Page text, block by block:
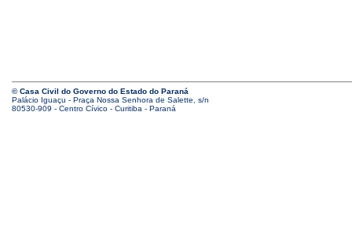
© Casa Civil do Governo do Estado do Paraná
Palácio Iguaçu - Praça Nossa Senhora de Salette, s/n
80530-909 - Centro Cívico - Curitiba - Paraná